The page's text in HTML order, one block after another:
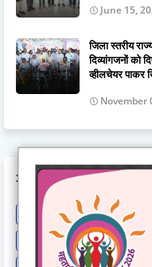
June 15,
जिला स्तरीय
दिव्यांगजनों को
व्हीलचेयर पाकर
November
LABELS
Astrology BCCI Big
Bilaspur News
Bilaspur